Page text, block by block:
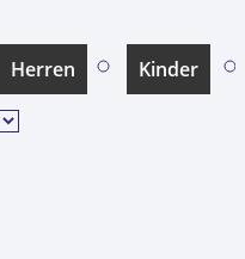
Herren Kinder